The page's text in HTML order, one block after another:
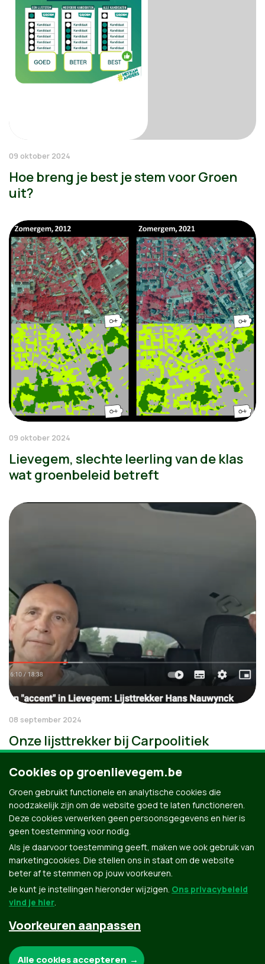
09 oktober 2024
Hoe breng je best je stem voor Groen
uit?
09 oktober 2024
Lievegem, slechte leerling van de klas
wat groenbeleid betreft
08 september 2024
Onze lijsttrekker bij Carpoolitiek
Groen.be
Cookies op groenlievegem.be
Groen gebruikt functionele en analytische cookies die
noodzakelijk zijn om de website goed te laten functioneren.
Deze cookies verwerken geen persoonsgegevens en hier is
geen toestemming voor nodig.
Als je daarvoor toestemming geeft, maken we ook gebruik van
marketingcookies. Die stellen ons in staat om de website
beter af te stemmen op jouw voorkeuren.
Je kunt je instellingen hieronder wijzigen. Ons privacybeleid
vind je hier.
Voorkeuren aanpassen
Alle cookies accepteren